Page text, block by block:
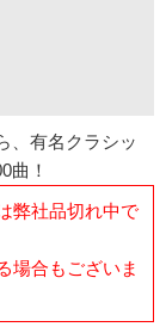
、有名クラシッ
曲！
弊社品切れ中で
場合もございま